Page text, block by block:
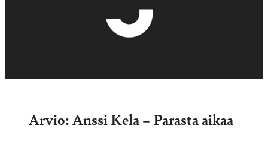
Arvio: Anssi Kela – Parasta aikaa